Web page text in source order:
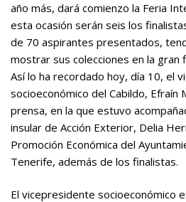
año más, dará comienzo la Feria
esta ocasión serán seis los
de 70 aspirantes presentados,
mostrar sus colecciones en la gran
Así lo ha recordado hoy, día 10, el
socioeconómico del Cabildo, Efraín
prensa, en la que estuvo
insular de Acción Exterior, Delia
Promoción Económica del
Tenerife, además de los finalistas.
El vicepresidente socioeconómico